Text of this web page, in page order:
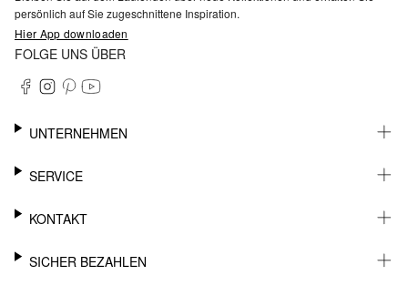
persönlich auf Sie zugeschnittene Inspiration.
Hier App downloaden
FOLGE UNS ÜBER
UNTERNEHMEN
KARRIERE
BARRIEREFREIHEIT
SERVICE
WHATSAPP
MEIN KONTO
KONTAKT
SUPPORT
SICHER BEZAHLEN